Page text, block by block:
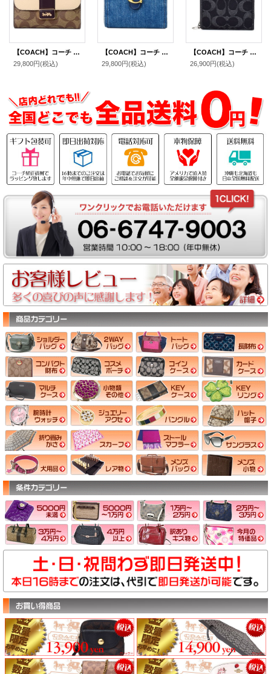
【COACH】コーチ コーティングキャンバス レザー シグネチャー グレース ミディアム ウォレット フラップ 二つ折り財布 ライトカーキチャークマルチ（日本未発売）
29,800円(税込)
【COACH】コーチ 財布 デニム レザー タビー ロゴ コンパクト ウォレット 二つ折り財布 ディープブルー（日本未発売）
29,800円(税込)
【COACH】コーチ 財布 デニム レザー シグネチャー ロゴ コンパクト スナップ ウォレット 二つ折り 財布 ブラック（日本未発売）
26,900円(税込)